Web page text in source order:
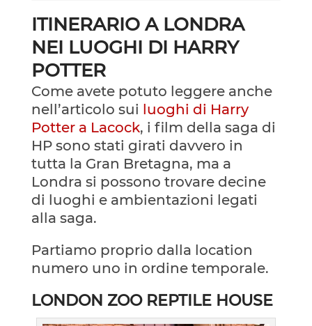
ITINERARIO A LONDRA
NEI LUOGHI DI HARRY
POTTER
Come avete potuto leggere anche
nell’articolo sui luoghi di Harry
Potter a Lacock, i film della saga di
HP sono stati girati davvero in
tutta la Gran Bretagna, ma a
Londra si possono trovare decine
di luoghi e ambientazioni legati
alla saga.
Partiamo proprio dalla location
numero uno in ordine temporale.
LONDON ZOO REPTILE HOUSE